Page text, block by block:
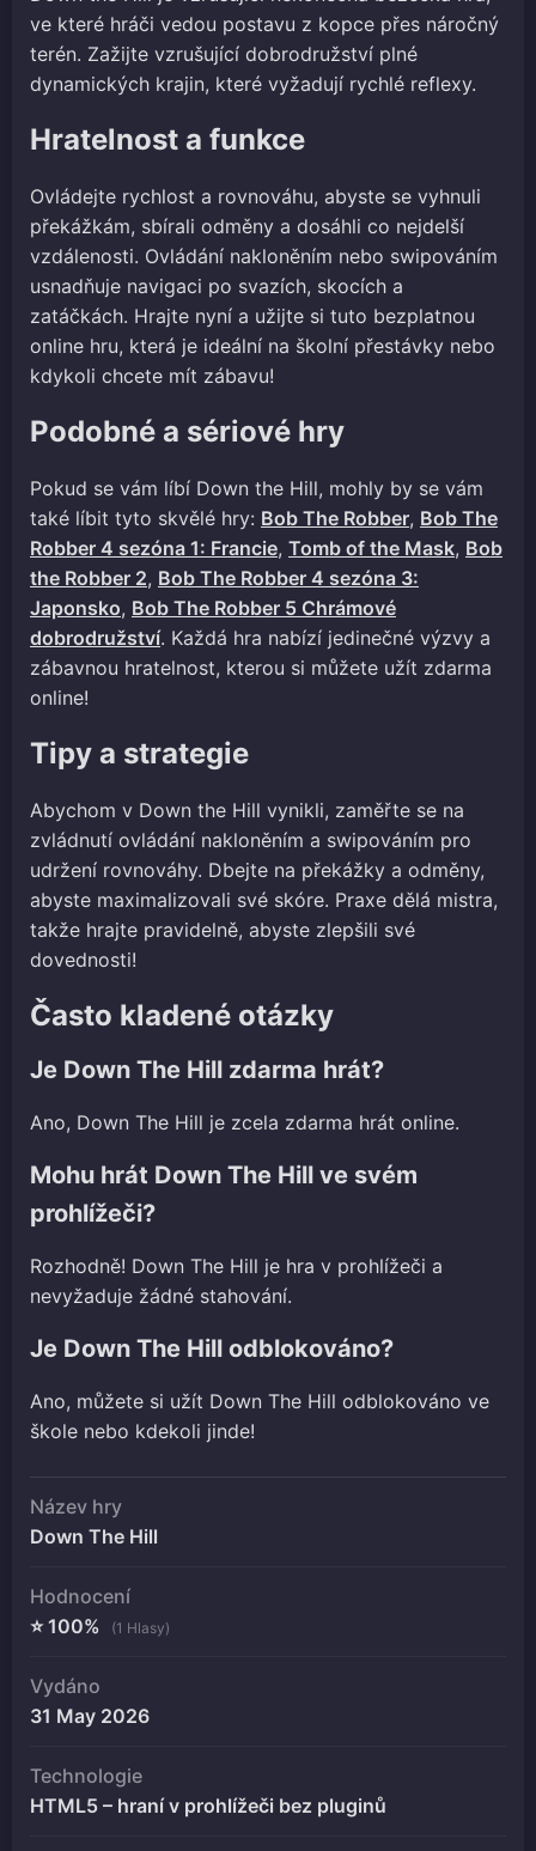
ve které hráči vedou postavu z kopce přes náročný
terén. Zažijte vzrušující dobrodružství plné
dynamických krajin, které vyžadují rychlé reflexy.
Hratelnost a funkce
Ovládejte rychlost a rovnováhu, abyste se vyhnuli
překážkám, sbírali odměny a dosáhli co nejdelší
vzdálenosti. Ovládání nakloněním nebo swipováním
usnadňuje navigaci po svazích, skocích a
zatáčkách. Hrajte nyní a užijte si tuto bezplatnou
online hru, která je ideální na školní přestávky nebo
kdykoli chcete mít zábavu!
Podobné a sériové hry
Pokud se vám líbí Down the Hill, mohly by se vám
také líbit tyto skvělé hry: Bob The Robber, Bob The
Robber 4 sezóna 1: Francie, Tomb of the Mask, Bob
the Robber 2, Bob The Robber 4 sezóna 3:
Japonsko, Bob The Robber 5 Chrámové
dobrodružství. Každá hra nabízí jedinečné výzvy a
zábavnou hratelnost, kterou si můžete užít zdarma
online!
Tipy a strategie
Abychom v Down the Hill vynikli, zaměřte se na
zvládnutí ovládání nakloněním a swipováním pro
udržení rovnováhy. Dbejte na překážky a odměny,
abyste maximalizovali své skóre. Praxe dělá mistra,
takže hrajte pravidelně, abyste zlepšili své
dovednosti!
Často kladené otázky
Je Down The Hill zdarma hrát?
Ano, Down The Hill je zcela zdarma hrát online.
Mohu hrát Down The Hill ve svém
prohlížeči?
Rozhodně! Down The Hill je hra v prohlížeči a
nevyžaduje žádné stahování.
Je Down The Hill odblokováno?
Ano, můžete si užít Down The Hill odblokováno ve
škole nebo kdekoli jinde!
Název hry
Down The Hill
Hodnocení
⭐ 100%
(1 Hlasy)
Vydáno
31 May 2026
Technologie
HTML5 – hraní v prohlížeči bez pluginů